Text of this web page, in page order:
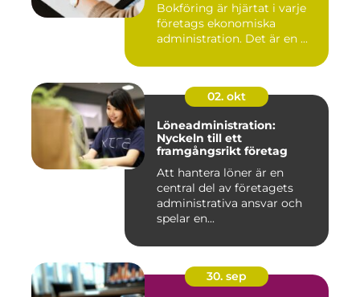
Bokföring är hjärtat i varje
företags ekonomiska
administration. Det är en ...
02. okt
Löneadministration:
Nyckeln till ett
framgångsrikt företag
Att hantera löner är en
central del av företagets
administrativa ansvar och
spelar en...
30. sep